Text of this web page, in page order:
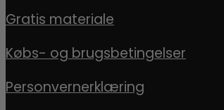
Gratis materiale
Købs- og brugsbetingelser
Personvernerklæring